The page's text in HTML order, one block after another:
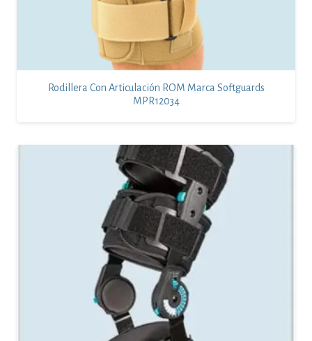
Rodillera Con Articulación ROM Marca Softguards
MPR12034